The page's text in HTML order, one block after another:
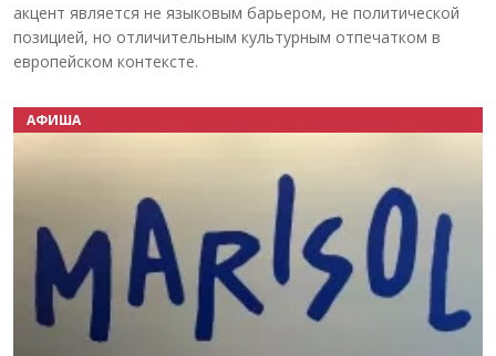
акцент является не языковым барьером, не политической
позицией, но отличительным культурным отпечатком в
европейском контексте.
АФИША